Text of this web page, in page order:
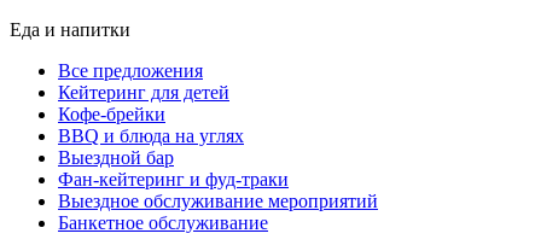
Еда и напитки
Все предложения
Кейтеринг для детей
Кофе-брейки
BBQ и блюда на углях
Выездной бар
Фан-кейтеринг и фуд-траки
Выездное обслуживание мероприятий
Банкетное обслуживание